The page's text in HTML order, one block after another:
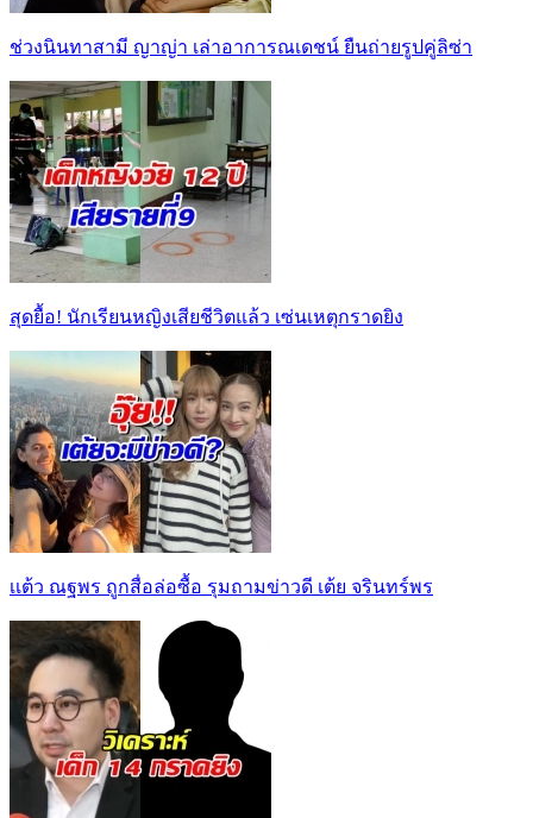
ช่วงนินทาสามี ญาญ่า เล่าอาการณเดชน์ ยืนถ่ายรูปคู่ลิซ่า
สุดยื้อ! นักเรียนหญิงเสียชีวิตแล้ว เซ่นเหตุกราดยิง
เเต้ว ณฐพร ถูกสื่อล่อซื้อ รุมถามข่าวดี เต้ย จรินทร์พร